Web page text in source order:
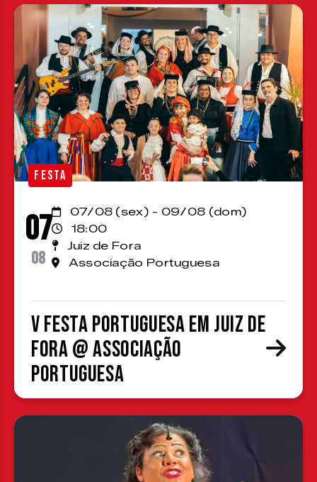
FESTA
07
08
07/08 (sex) - 09/08 (dom)
18:00
Juiz de Fora
Associação Portuguesa
V Festa Portuguesa em Juiz de
Fora @ Associação
Portuguesa